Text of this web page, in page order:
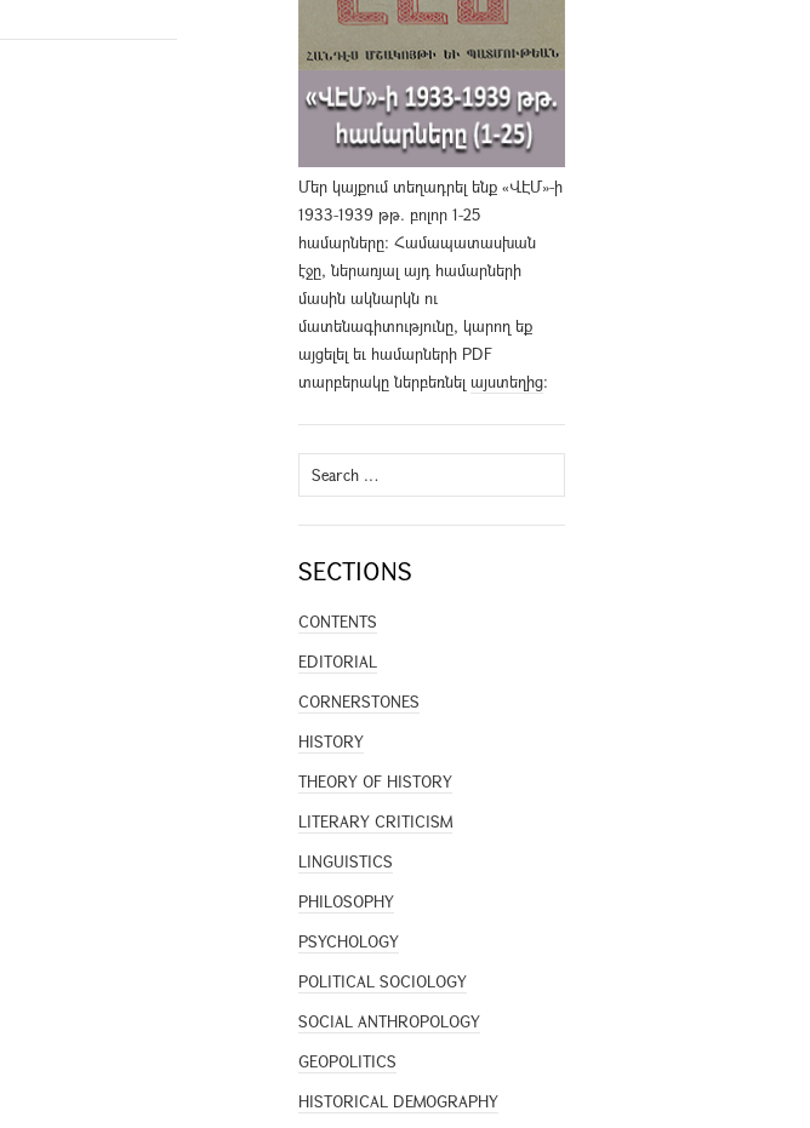
Մեր կայքում տեղադրել ենք «ՎԷՄ»-ի
1933-1939 թթ. բոլոր 1-25
համարները։ Համապատասխան
էջը, ներառյալ այդ համարների
մասին ակնարկն ու
մատենագիտությունը, կարող եք
այցելել եւ համարների PDF
տարբերակը ներբեռնել այստեղից։
Search
for:
SECTIONS
CONTENTS
EDITORIAL
CORNERSTONES
HISTORY
THEORY OF HISTORY
LITERARY CRITICISM
LINGUISTICS
PHILOSOPHY
PSYCHOLOGY
POLITICAL SOCIOLOGY
SOCIAL ANTHROPOLOGY
GEOPOLITICS
HISTORICAL DEMOGRAPHY